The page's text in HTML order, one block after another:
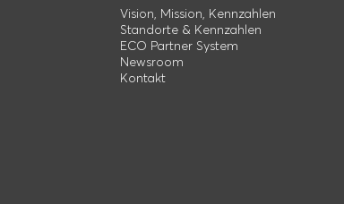
Vision, Mission, Kennzahlen
Standorte & Kennzahlen
ECO Partner System
Newsroom
Kontakt